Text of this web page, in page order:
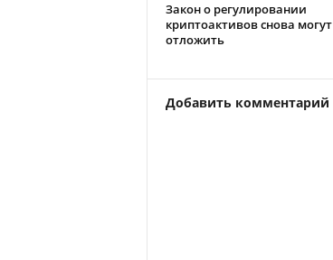
Закон о регулировании
криптоактивов снова могут
отложить
Добавить комментарий